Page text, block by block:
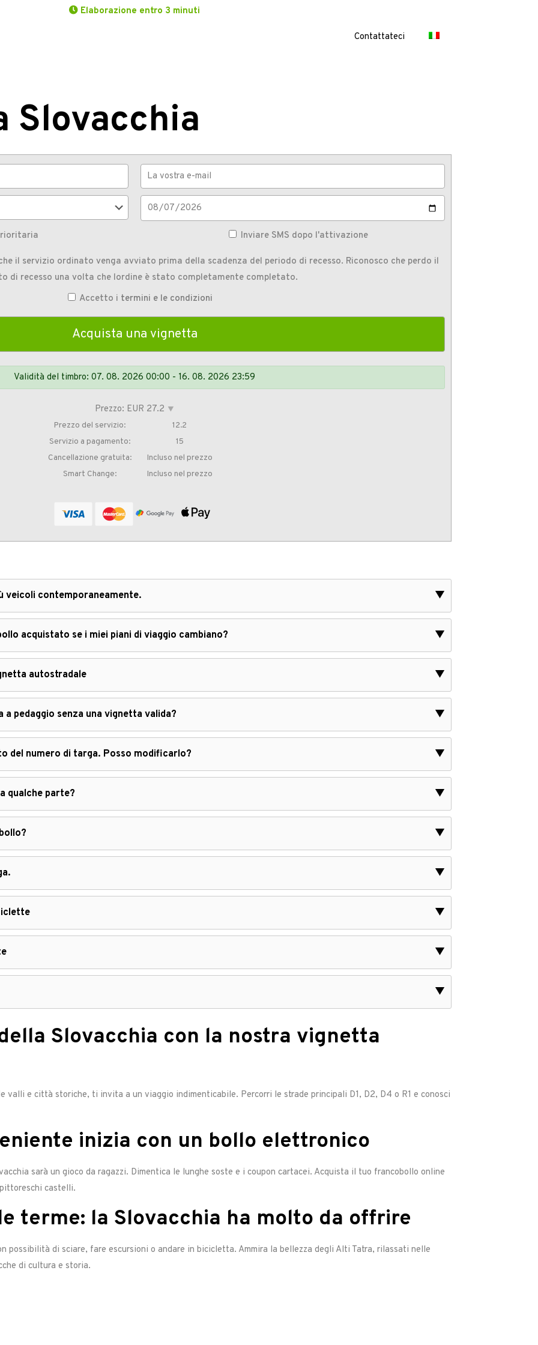
Elaborazione entro 3 minuti
Contattateci
Inviare SMS dopo l'attivazione
il servizio ordinato venga avviato prima della scadenza del periodo di recesso. Riconosco che perdo il
di recesso una volta che lordine è stato completamente completato.
Accetto i termini e le condizioni
Validità del timbro: 07. 08. 2026 00:00 - 16. 08. 2026 23:59
Prezzo: EUR 27.2 ⯆
Prezzo del servizio:
12.2
Servizio a pagamento:
15
Cancellazione gratuita:
Incluso nel prezzo
Smart Change:
Incluso nel prezzo
veicoli contemporaneamente. ▼
acquistato se i miei piani di viaggio cambiano? ▼
autostradale ▼
a pedaggio senza una vignetta valida? ▼
del numero di targa. Posso modificarlo? ▼
qualche parte? ▼
▼
▼
▼
▼
▼
Slovacchia con la nostra vignetta
valli e città storiche, ti invita a un viaggio indimenticabile. Percorri le strade principali D1, D2, D4 o R1 e conosci
inizia con un bollo elettronico
sarà un gioco da ragazzi. Dimentica le lunghe soste e i coupon cartacei. Acquista il tuo francobollo online
castelli.
terme: la Slovacchia ha molto da offrire
possibilità di sciare, fare escursioni o andare in bicicletta. Ammira la bellezza degli Alti Tatra, rilassati nelle
di cultura e storia.